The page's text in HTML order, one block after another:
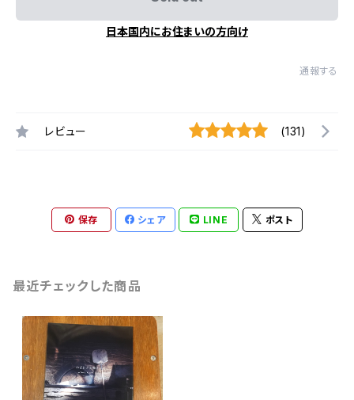
日本国内にお住まいの方向け
通報する
レビュー (131)
保存 シェア LINE ポスト
最近チェックした商品